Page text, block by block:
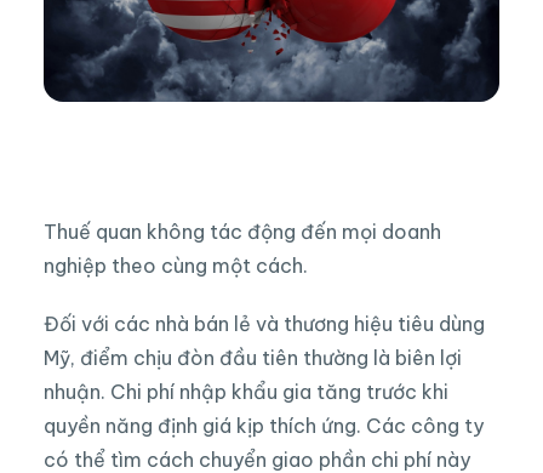
Thuế quan không tác động đến mọi doanh
nghiệp theo cùng một cách.
Đối với các nhà bán lẻ và thương hiệu tiêu dùng
Mỹ, điểm chịu đòn đầu tiên thường là biên lợi
nhuận. Chi phí nhập khẩu gia tăng trước khi
quyền năng định giá kịp thích ứng. Các công ty
có thể tìm cách chuyển giao phần chi phí này